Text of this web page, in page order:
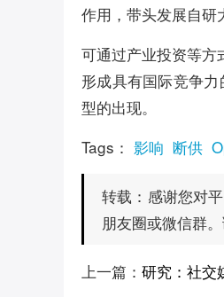
作用，带头发展自研
可通过产业投资等
形成具有国际竞争
型的出现。
Tags： 影响 断供
转载： 感谢您对
朋友圈或微信群。
上一篇： 研究：社交